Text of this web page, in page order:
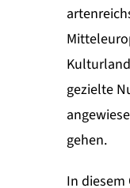
gezielte
gehen.
In diesem